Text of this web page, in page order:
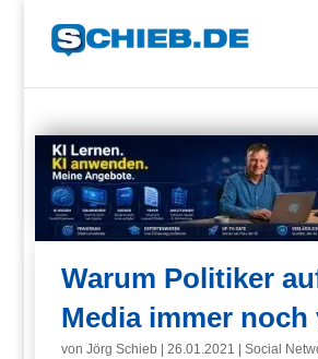
Warum Politiker
Media immer noch
vonJörg Schieb |26.01.2021 |Social